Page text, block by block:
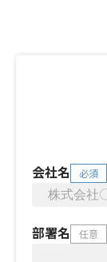
会社名 必須
部署名 任意